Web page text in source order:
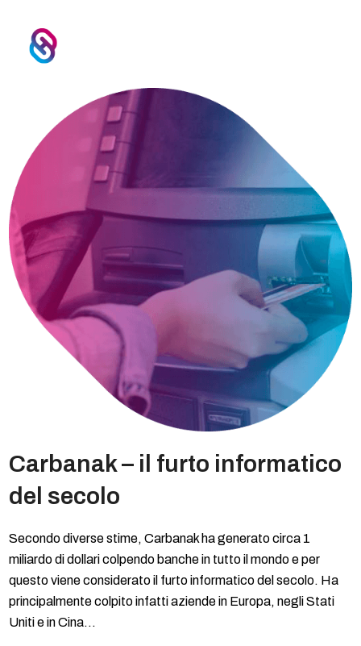
Carbanak – il furto informatico
del secolo
Secondo diverse stime, Carbanak ha generato circa 1
miliardo di dollari colpendo banche in tutto il mondo e per
questo viene considerato il furto informatico del secolo. Ha
principalmente colpito infatti aziende in Europa, negli Stati
Uniti e in Cina…